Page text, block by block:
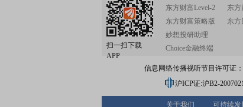
扫一扫下载
APP
东方财富Level-2
东方财富策略版
妙想投研助理
Choice金融终端
东方
东方
信息网络传播视听节目许可证
沪ICP证:沪B2-
关于我们 可持续发